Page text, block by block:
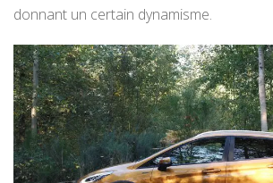
donnant un certain dynamisme.